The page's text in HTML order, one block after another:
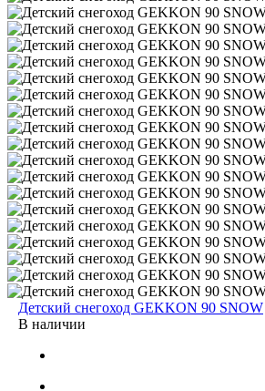
Детский снегоход GEKKON 90 SNOW
В наличии